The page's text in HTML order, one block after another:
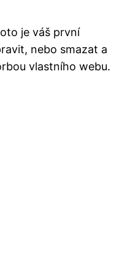
je váš první
nebo smazat a
vlastního webu.